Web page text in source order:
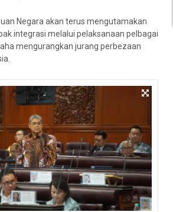
Negara akan terus mengutamakan
integrasi melalui pelaksanaan pelbagai
mengurangkan jurang perbezaan